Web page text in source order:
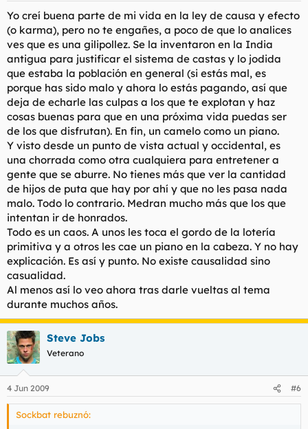
Yo creí buena parte de mi vida en la ley de causa y efecto
(o karma), pero no te engañes, a poco de que lo analices
ves que es una gilipollez. Se la inventaron en la India
antigua para justificar el sistema de castas y lo jodida
que estaba la población en general (si estás mal, es
porque has sido malo y ahora lo estás pagando, así que
deja de echarle las culpas a los que te explotan y haz
cosas buenas para que en una próxima vida puedas ser
de los que disfrutan). En fin, un camelo como un piano.
Y visto desde un punto de vista actual y occidental, es
una chorrada como otra cualquiera para entretener a
gente que se aburre. No tienes más que ver la cantidad
de hijos de puta que hay por ahí y que no les pasa nada
malo. Todo lo contrario. Medran mucho más que los que
intentan ir de honrados.
Todo es un caos. A unos les toca el gordo de la lotería
primitiva y a otros les cae un piano en la cabeza. Y no hay
explicación. Es así y punto. No existe causalidad sino
casualidad.
Al menos así lo veo ahora tras darle vueltas al tema
durante muchos años.
Steve Jobs
Veterano
4 Jun 2009 #6
Sockbat rebuznó: